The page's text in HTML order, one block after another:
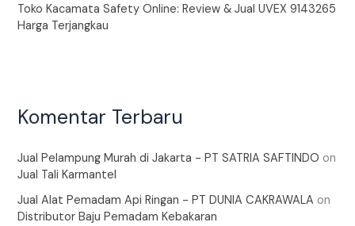
Toko Kacamata Safety Online: Review & Jual UVEX 9143265
Harga Terjangkau
Komentar Terbaru
Jual Pelampung Murah di Jakarta - PT SATRIA SAFTINDO on
Jual Tali Karmantel
Jual Alat Pemadam Api Ringan - PT DUNIA CAKRAWALA on
Distributor Baju Pemadam Kebakaran